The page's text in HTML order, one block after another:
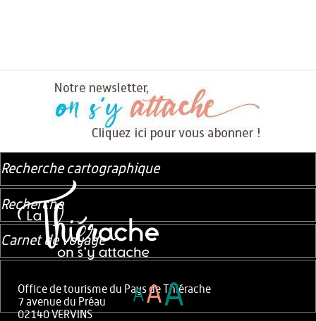
Office de tourisme du Pays de Thiérache
7 avenue du Préau
02140 VERVINS
Recherche cartographique
Recherche
Carnet de voyage
AAA